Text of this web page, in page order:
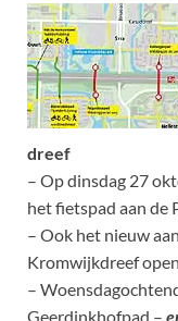
dreef
– Op dinsdag 27
het fietspad aan de
– Ook het nieuw
Kromwijkdreef
–
Geerdinkhofpad –